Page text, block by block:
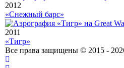
2012
«Снежный барс»
2011
«Тигр»
Все права защищены © 2015 -